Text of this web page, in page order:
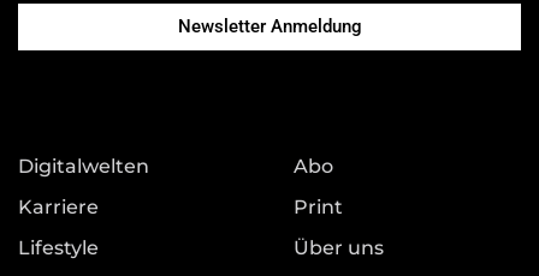
Newsletter Anmeldung
Digitalwelten
Karriere
Lifestyle
Abo
Print
Über uns